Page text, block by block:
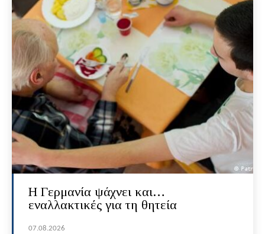
H Γερμανία ψάχνει και…
εναλλακτικές για τη θητεία
07.08.2026